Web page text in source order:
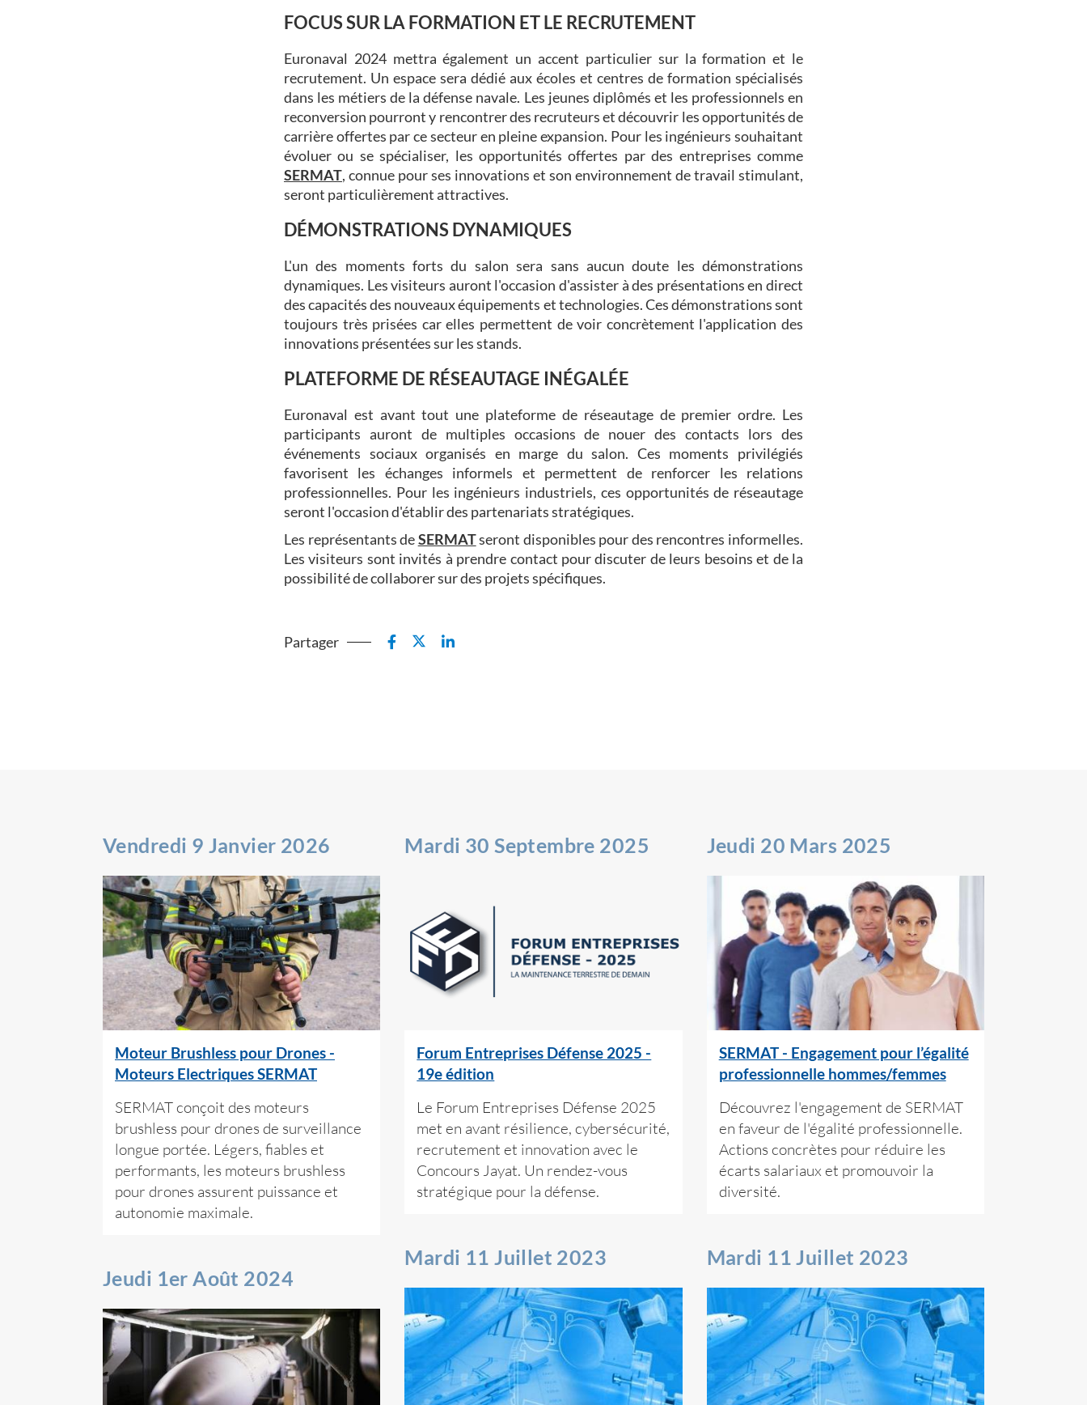
FOCUS SUR LA FORMATION ET LE RECRUTEMENT
Euronaval 2024 mettra également un accent particulier sur la formation et le
recrutement. Un espace sera dédié aux écoles et centres de formation spécialisés
dans les métiers de la défense navale. Les jeunes diplômés et les professionnels en
reconversion pourront y rencontrer des recruteurs et découvrir les opportunités de
carrière offertes par ce secteur en pleine expansion. Pour les ingénieurs souhaitant
évoluer ou se spécialiser, les opportunités offertes par des entreprises comme
SERMAT, connue pour ses innovations et son environnement de travail stimulant,
seront particulièrement attractives.
DÉMONSTRATIONS DYNAMIQUES
L'un des moments forts du salon sera sans aucun doute les démonstrations
dynamiques. Les visiteurs auront l'occasion d'assister à des présentations en direct
des capacités des nouveaux équipements et technologies. Ces démonstrations sont
toujours très prisées car elles permettent de voir concrètement l'application des
innovations présentées sur les stands.
PLATEFORME DE RÉSEAUTAGE INÉGALÉE
Euronaval est avant tout une plateforme de réseautage de premier ordre. Les
participants auront de multiples occasions de nouer des contacts lors des
événements sociaux organisés en marge du salon. Ces moments privilégiés
favorisent les échanges informels et permettent de renforcer les relations
professionnelles. Pour les ingénieurs industriels, ces opportunités de réseautage
seront l'occasion d'établir des partenariats stratégiques.
Les représentants deSERMATseront disponibles pour des rencontres informelles.
Les visiteurs sont invités à prendre contact pour discuter de leurs besoins et de la
possibilité de collaborer sur des projets spécifiques.
Partager
Vendredi 9 Janvier 2026
Moteur Brushless pour Drones -
Moteurs Electriques SERMAT
SERMAT conçoit des moteurs
brushless pour drones de surveillance
longue portée. Légers, fiables et
performants, les moteurs brushless
pour drones assurent puissance et
autonomie maximale.
Jeudi 1er Août 2024
Mardi 30 Septembre 2025
Forum Entreprises Défense 2025 -
19e édition
Le Forum Entreprises Défense 2025
met en avant résilience, cybersécurité,
recrutement et innovation avec le
Concours Jayat. Un rendez-vous
stratégique pour la défense.
Mardi 11 Juillet 2023
Jeudi 20 Mars 2025
SERMAT - Engagement pour l’égalité
professionnelle hommes/femmes
Découvrez l'engagement de SERMAT
en faveur de l'égalité professionnelle.
Actions concrètes pour réduire les
écarts salariaux et promouvoir la
diversité.
Mardi 11 Juillet 2023